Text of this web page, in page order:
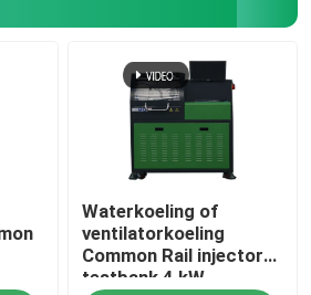
Waterkoeling of
ventilatorkoeling
Common Rail injector
testbank 4 kW